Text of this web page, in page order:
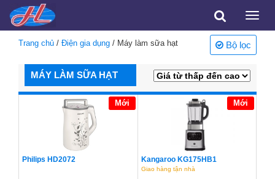
Toggle
Trang chủ / Điện gia dụng / Máy làm sữa hạt Bộ lọc
MÁY LÀM SỮA HẠT
Mới
Philips HD2072
Mới
Kangaroo KG175HB1
Giao hàng tận nhà